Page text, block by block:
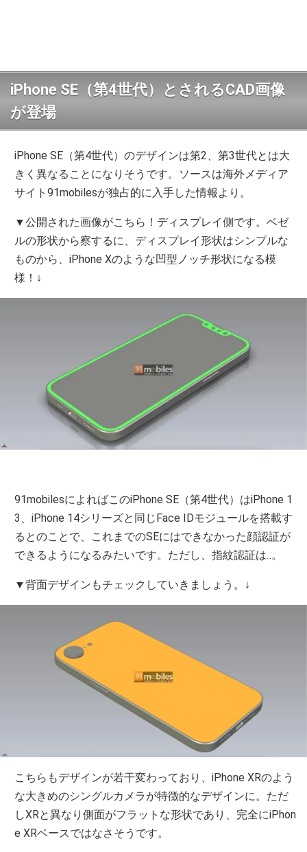
iPhone SE（第4世代）とされるCAD画像
が登場
iPhone SE（第4世代）のデザインは第2、第3世代とは大
きく異なることになりそうです。ソースは海外メディア
サイト91mobilesが独占的に入手した情報より。
▼公開された画像がこちら！ディスプレイ側です。ベゼ
ルの形状から察するに、ディスプレイ形状はシンプルな
ものから、iPhone Xのような凹型ノッチ形状になる模
様！↓
91mobilesによればこのiPhone SE（第4世代）はiPhone 1
3、iPhone 14シリーズと同じFace IDモジュールを搭載す
るとのことで、これまでのSEにはできなかった顔認証が
できるようになるみたいです。ただし、指紋認証は‥。
▼背面デザインもチェックしていきましょう。↓
こちらもデザインが若干変わっており、iPhone XRのよう
な大きめのシングルカメラが特徴的なデザインに。ただ
しXRと異なり側面がフラットな形状であり、完全にiPhon
e XRベースではなさそうです。